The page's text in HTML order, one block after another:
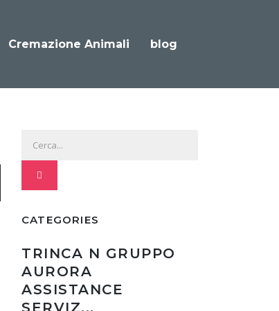
Cremazione Animali blog
CATEGORIES
TRINCA N GRUPPO
AURORA
ASSISTANCE
SERVIZ...